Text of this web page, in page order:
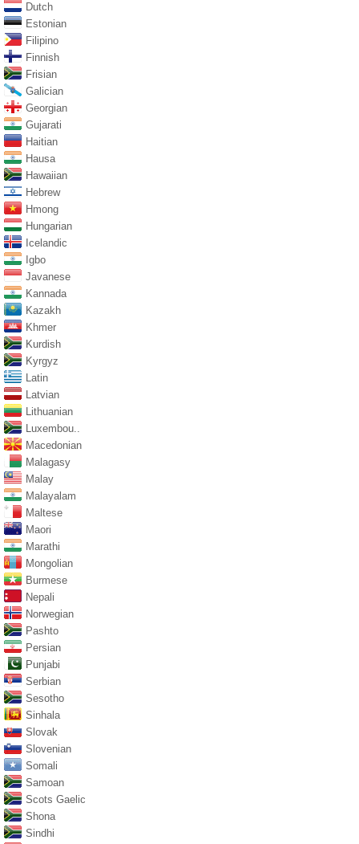
Dutch
Estonian
Filipino
Finnish
Frisian
Galician
Georgian
Gujarati
Haitian
Hausa
Hawaiian
Hebrew
Hmong
Hungarian
Icelandic
Igbo
Javanese
Kannada
Kazakh
Khmer
Kurdish
Kyrgyz
Latin
Latvian
Lithuanian
Luxembou..
Macedonian
Malagasy
Malay
Malayalam
Maltese
Maori
Marathi
Mongolian
Burmese
Nepali
Norwegian
Pashto
Persian
Punjabi
Serbian
Sesotho
Sinhala
Slovak
Slovenian
Somali
Samoan
Scots Gaelic
Shona
Sindhi